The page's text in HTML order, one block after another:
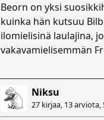
Beorn on yksi
kuinka hän kutsuu
ilomielisinä laulajina,
vakavamielisemmän
Niksu
27 kirjaa, 13 arviota,